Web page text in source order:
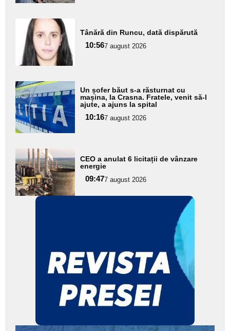
Adaugă
aici textul
pentru
subtitlu
Tânără din Runcu, dată dispărută
10:567 august 2026
Adaugă
aici textul
pentru
subtitlu
Un șofer băut s-a răsturnat cu
mașina, la Crasna. Fratele, venit să-l
ajute, a ajuns la spital
10:167 august 2026
Adaugă
aici textul
pentru
subtitlu
CEO a anulat 6 licitații de vânzare
energie
09:477 august 2026